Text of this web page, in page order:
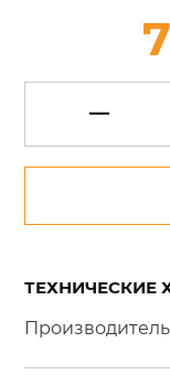
–
ТЕХНИЧЕСКИЕ
Производитель